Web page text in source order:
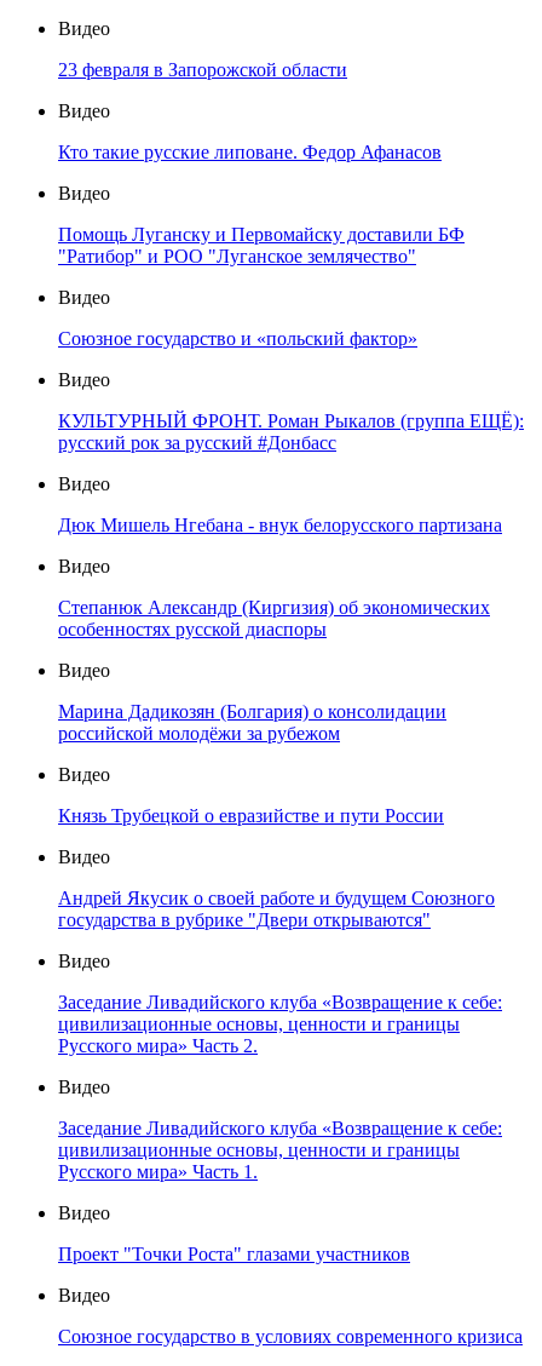
Видео
23 февраля в Запорожской области
Видео
Кто такие русские липоване. Федор Афанасов
Видео
Помощь Луганску и Первомайску доставили БФ
"Ратибор" и РОО "Луганское землячество"
Видео
Союзное государство и «польский фактор»
Видео
КУЛЬТУРНЫЙ ФРОНТ. Роман Рыкалов (группа ЕЩЁ):
русский рок за русский #Донбасс
Видео
Дюк Мишель Нгебана - внук белорусского партизана
Видео
Степанюк Александр (Киргизия) об экономических
особенностях русской диаспоры
Видео
Марина Дадикозян (Болгария) о консолидации
российской молодёжи за рубежом
Видео
Князь Трубецкой о евразийстве и пути России
Видео
Андрей Якусик о своей работе и будущем Союзного
государства в рубрике "Двери открываются"
Видео
Заседание Ливадийского клуба «Возвращение к себе:
цивилизационные основы, ценности и границы
Русского мира» Часть 2.
Видео
Заседание Ливадийского клуба «Возвращение к себе:
цивилизационные основы, ценности и границы
Русского мира» Часть 1.
Видео
Проект "Точки Роста" глазами участников
Видео
Союзное государство в условиях современного кризиса